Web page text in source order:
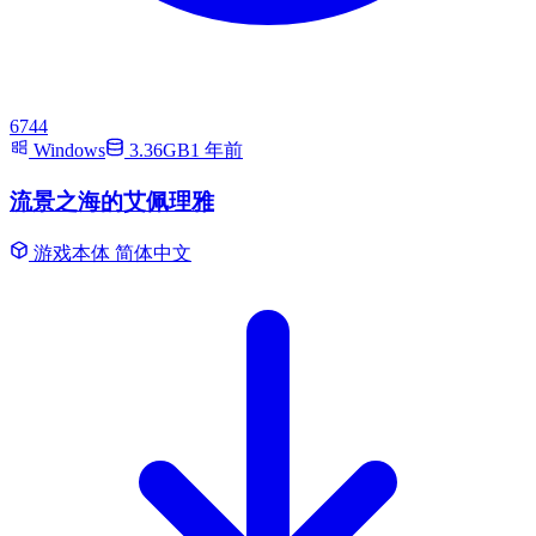
6744
Windows
3.36GB1 年前
流景之海的艾佩理雅
游戏本体 简体中文